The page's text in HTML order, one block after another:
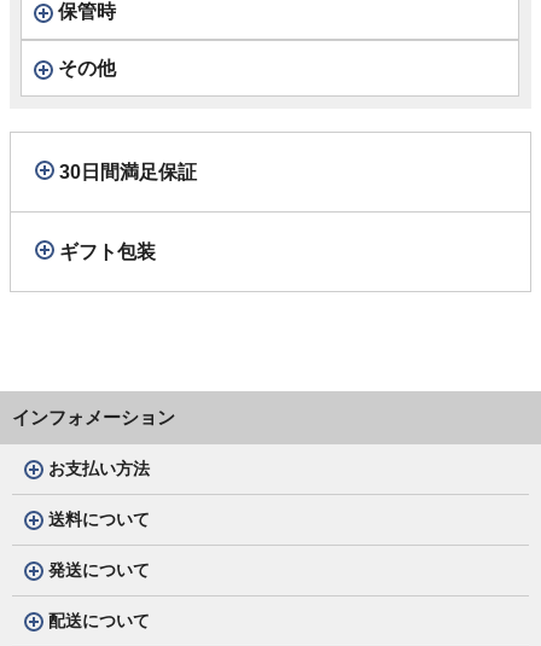
保管時
その他
30日間満足保証
ギフト包装
インフォメーション
お支払い方法
送料について
発送について
配送について